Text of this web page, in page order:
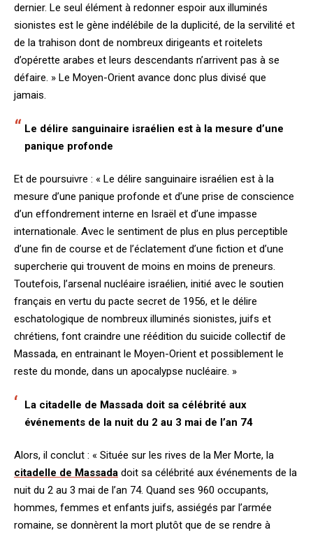
dernier. Le seul élément à redonner espoir aux illuminés
sionistes est le gène indélébile de la duplicité, de la servilité et
de la trahison dont de nombreux dirigeants et roitelets
d’opérette arabes et leurs descendants n’arrivent pas à se
défaire. » Le Moyen-Orient avance donc plus divisé que
jamais.
Le délire sanguinaire israélien est à la mesure d’une
panique profonde
Et de poursuivre : « Le délire sanguinaire israélien est à la
mesure d’une panique profonde et d’une prise de conscience
d’un effondrement interne en Israël et d’une impasse
internationale. Avec le sentiment de plus en plus perceptible
d’une fin de course et de l’éclatement d’une fiction et d’une
supercherie qui trouvent de moins en moins de preneurs.
Toutefois, l’arsenal nucléaire israélien, initié avec le soutien
français en vertu du pacte secret de 1956, et le délire
eschatologique de nombreux illuminés sionistes, juifs et
chrétiens, font craindre une réédition du suicide collectif de
Massada, en entrainant le Moyen-Orient et possiblement le
reste du monde, dans un apocalypse nucléaire. »
La citadelle de Massada doit sa célébrité aux
événements de la nuit du 2 au 3 mai de l’an 74
Alors, il conclut : « Située sur les rives de la Mer Morte, la
citadelle de Massada doit sa célébrité aux événements de la
nuit du 2 au 3 mai de l’an 74. Quand ses 960 occupants,
hommes, femmes et enfants juifs, assiégés par l’armée
romaine, se donnèrent la mort plutôt que de se rendre à